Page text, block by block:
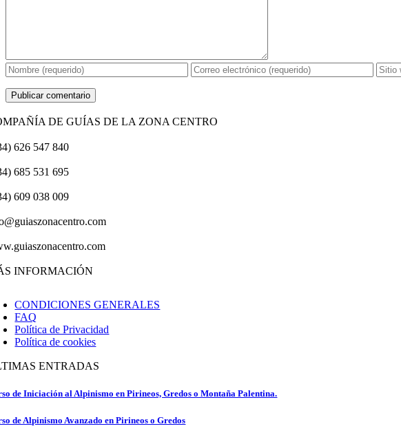
DE GUÍAS DE LA ZONA CENTRO
626 547 840
685 531 695
609 038 009
INFORMACIÓN
CONDICIONES GENERALES
FAQ
Política de Privacidad
Política de cookies
ENTRADAS
de Iniciación al Alpinismo en Pirineos, Gredos o Montaña Palentina.
de Alpinismo Avanzado en Pirineos o Gredos